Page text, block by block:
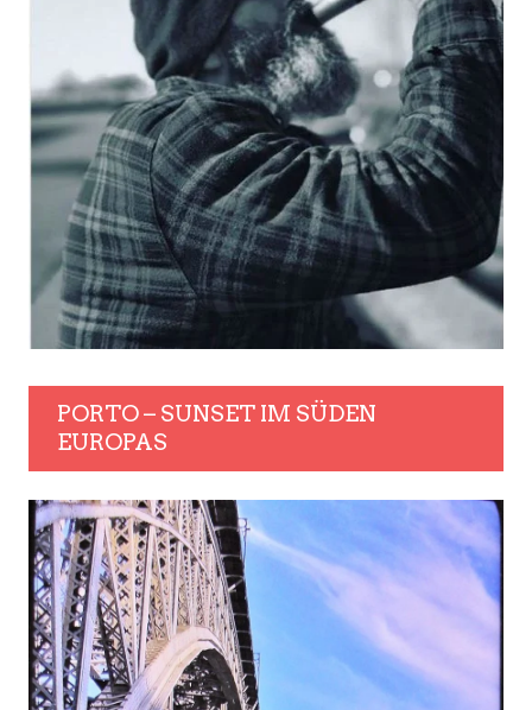
PORTO – SUNSET IM SÜDEN
EUROPAS